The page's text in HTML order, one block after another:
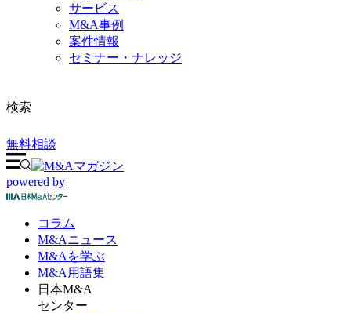
サービス
M&A事例
案件情報
セミナー・ナレッジ
検索
無料相談
powered by
コラム
M&Aニュース
M&Aを学ぶ
M&A 用語集
日本M&A
センター